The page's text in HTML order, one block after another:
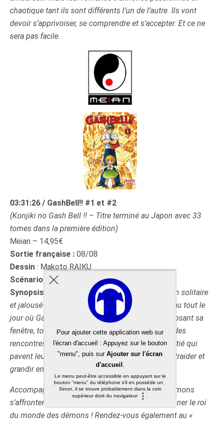
chaotique tant ils sont différents l’un de l’autre. Ils vont
devoir s’apprivoiser, se comprendre et s’accepter. Et ce ne
sera pas facile.
03:31:26 / GashBell!! #1 et #2
(Konjiki no Gash Bell !! – Titre terminé au Japon avec 33
tomes dans la première édition)
Meian – 14,95€
Sortie française : 08/08
Dessin : Makoto RAIKU
Scénario : Makoto RAIKU
Synopsis
La vie de Kiyomaro, un jeune collégien solitaire
et jalousé pour son intelligence, change du tout au tout le
jour où Gash débarque dans sa chambre en explosant sa
fenêtre, tout nu et transporté par un aigle ! Au fil des
rencontres et des innombrables combats sans pitié qui
pavent leur chemin, nos deux héros devront s’entraider et
grandir ensemble pour faire face à leur destinée !
Accompagnés de leur partenaire humain, 100 démons
s’affrontent dans une lutte sans merci pour désigner le roi
du monde des démons ! Rendez-vous également au «